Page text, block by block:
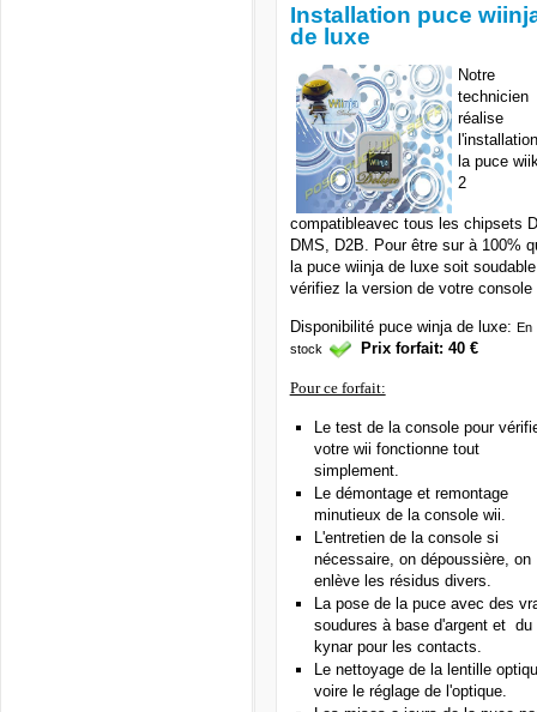
Installation puce
de luxe
Notre
technicien
réalise
la puce
2
compatibleavec tous les chipsets
DMS, D2B. Pour être sur à 100%
la puce wiinja de luxe soit soudable
vérifiez la version de votre console
Disponibilité puce winja de luxe: En
stock
Prix forfait: 40 €
Pour ce forfait:
Le test de la console pour
votre wii fonctionne tout
simplement.
Le démontage et remontage
minutieux de la console wii.
L'entretien de la console si
nécessaire, on dépoussière, on
enlève les résidus divers.
La pose de la puce avec des
soudures à base d'argent et du
kynar pour les contacts.
Le nettoyage de la lentille
voire le réglage de l'optique.